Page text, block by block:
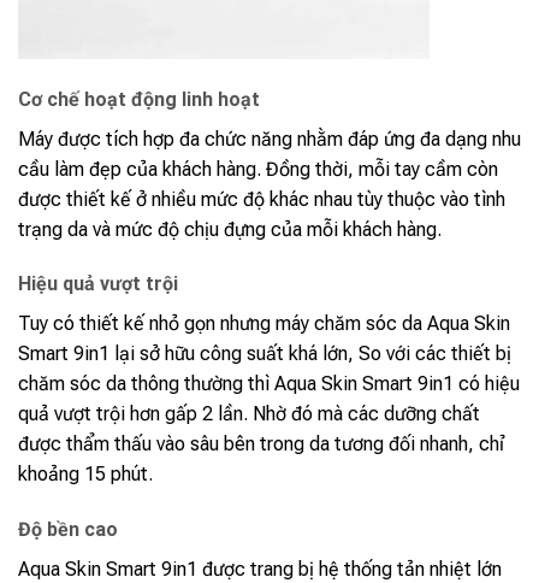
Cơ chế hoạt động linh hoạt
Máy được tích hợp đa chức năng nhằm đáp ứng đa dạng nhu
cầu làm đẹp của khách hàng. Đồng thời, mỗi tay cầm còn
được thiết kế ở nhiều mức độ khác nhau tùy thuộc vào tình
trạng da và mức độ chịu đựng của mỗi khách hàng.
Hiệu quả vượt trội
Tuy có thiết kế nhỏ gọn nhưng máy chăm sóc da Aqua Skin
Smart 9in1 lại sở hữu công suất khá lớn, So với các thiết bị
chăm sóc da thông thường thì Aqua Skin Smart 9in1 có hiệu
quả vượt trội hơn gấp 2 lần. Nhờ đó mà các dưỡng chất
được thẩm thấu vào sâu bên trong da tương đối nhanh, chỉ
khoảng 15 phút.
Độ bền cao
Aqua Skin Smart 9in1 được trang bị hệ thống tản nhiệt lớn